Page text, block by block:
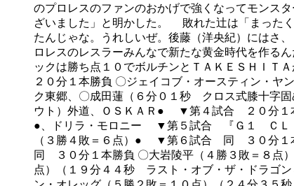
のプロレスのファンのおかげで強くなってモンス
ざいました」と明かした。 敗れた辻は「まった
たんじゃな。うれしいぜ。後藤（洋央紀）にはさ
ロレスのレスラーみんなで新たな黄金時代を作る
ックは勝ち点１０でボルチンとＴＡＫＥＳＨＩ
２０分１本勝負 〇ジェイコブ・オースティン・
ク東郷、〇成田蓮（６分０１秒 クロス式膝十字
ウト）外道、ＯＳＫＡＲ● ▼第４試合 ２０分１
●、ドリラ・モロニー ▼第５試合 『Ｇ１ ＣＬＩ
（３勝４敗＝６点）● ▼第６試合 同 ３０分１
同 ３０分１本勝負 〇大岩陵平（４勝３敗＝８
点）（１９分４４秒 ラスト・オブ・ザ・ドラ